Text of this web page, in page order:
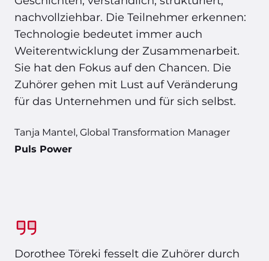
nachvollziehbar. Die Teilnehmer erkennen:
Technologie bedeutet immer auch
Weiterentwicklung der Zusammenarbeit.
Sie hat den Fokus auf den Chancen. Die
Zuhörer gehen mit Lust auf Veränderung
für das Unternehmen und für sich selbst.
Tanja Mantel, Global Transformation Manager
Puls Power
Dorothee Töreki fesselt die Zuhörer durch